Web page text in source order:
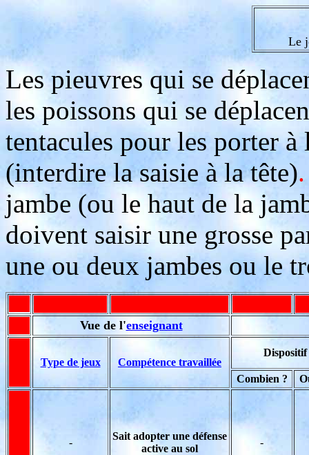
Le
Les pieuvres qui se
les poissons qui se
tentacules pour les porter
(interdire la saisie à la tête).
jambe (ou le haut de la
doivent saisir une grosse
une ou deux jambes ou le
Vue de l'enseignant
Type de jeux Compétence travaillée
Combien ?
-
Sait adopter une défense
active au sol
-